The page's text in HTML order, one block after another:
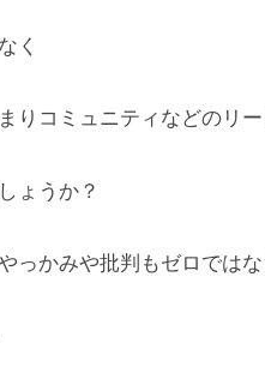
く
りコミュニティなどのリ
ょうか？
っかみや批判もゼロでは